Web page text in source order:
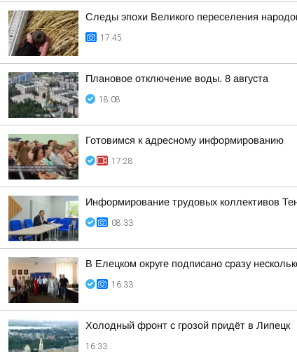
Следы эпохи Великого переселения
17:45
Плановое отключение воды. 8 августа
18:08
Готовимся к адресному информированию
17:28
Информирование трудовых коллективов
08:33
В Елецком округе подписано сразу
16:33
Холодный фронт с грозой придёт в Липецк
16:33